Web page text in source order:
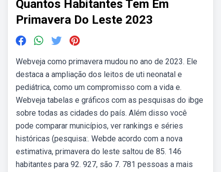
Quantos Habitantes Tem Em
Primavera Do Leste 2023
Webveja como primavera mudou no ano de 2023. Ele
destaca a ampliação dos leitos de uti neonatal e
pediátrica, como um compromisso com a vida e.
Webveja tabelas e gráficos com as pesquisas do ibge
sobre todas as cidades do país. Além disso você
pode comparar municípios, ver rankings e séries
históricas (pesquisa:. Webde acordo com a nova
estimativa, primavera do leste saltou de 85. 146
habitantes para 92. 927, são 7. 781 pessoas a mais